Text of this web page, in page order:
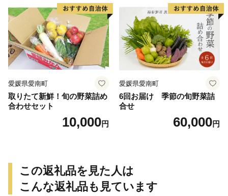
芋 ほしいも スイートポテト
いも天 サイズミックス 甘い
ねっとり 生芋 新芋 あんのう
いも 甘藷 べにはるか スイー
ツ 国産 糖度 産地直送 農家直
送 数量限定 21000円 愛媛 愛
南 ミッチーのおみかん畑
愛媛県愛南町
取りたて新鮮！旬の野菜詰め
合わせセット
10,000円
愛媛県愛南町
6回お届け 季節の旬野菜詰
合せ
60,000円
この返礼品を見た人は
こんな返礼品も見ています